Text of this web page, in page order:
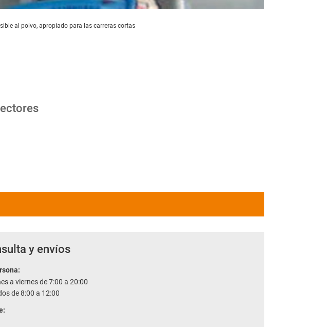
al polvo, apropiado para las carreras cortas
y envíos
a viernes de 7:00 a 20:00
de 8:00 a 12:00